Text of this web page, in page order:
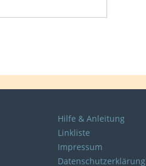
Hilfe & Anleitung
Linkliste
Impressum
Datenschutzerklärung